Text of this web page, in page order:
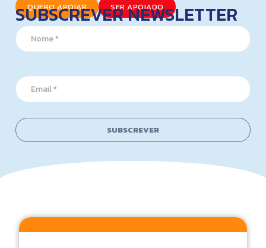
QUERO APOIAR SER APOIADO
SUBSCREVER NEWSLETTER
*
E
m
l
E
m
i
l
N
a
m
E
m
a
l
*
SUBSCREVER